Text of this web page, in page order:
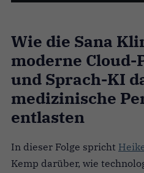
Wie die Sana
moderne
und Sprach-KI
medizinische
entlasten
In dieser Folge spricht
Kemp darüber, wie